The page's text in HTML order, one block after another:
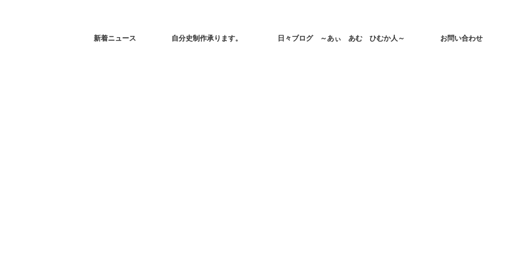
新着ニュース 自分史制作承ります。 日々ブログ ～あぃ あむ ひむか人～ お問い合わせ